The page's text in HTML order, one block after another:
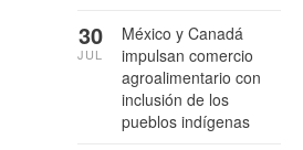
México y Canadá
impulsan comercio
agroalimentario con
inclusión de los
pueblos indígenas
30
JUL